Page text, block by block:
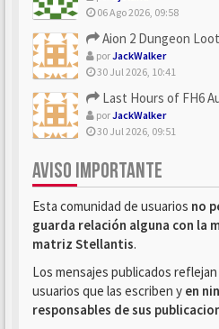
06 Ago 2026, 09:58
Aion 2 Dungeon Loot
porJackWalker
30 Jul 2026, 10:41
Last Hours of FH6 Autumn:
porJackWalker
30 Jul 2026, 09:51
AVISO IMPORTANTE
Esta comunidad de usuarios no
guarda relación alguna con la
matriz Stellantis.
Los mensajes publicados
usuarios que las escriben y en
responsables de sus